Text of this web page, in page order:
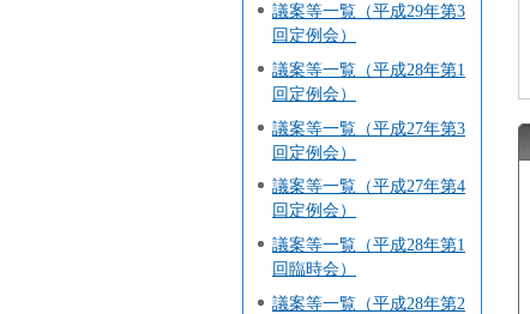
議案等一覧（平成29年第3
回定例会）
議案等一覧（平成28年第1
回定例会）
議案等一覧（平成27年第3
回定例会）
議案等一覧（平成27年第4
回定例会）
議案等一覧（平成28年第1
回臨時会）
議案等一覧（平成28年第2